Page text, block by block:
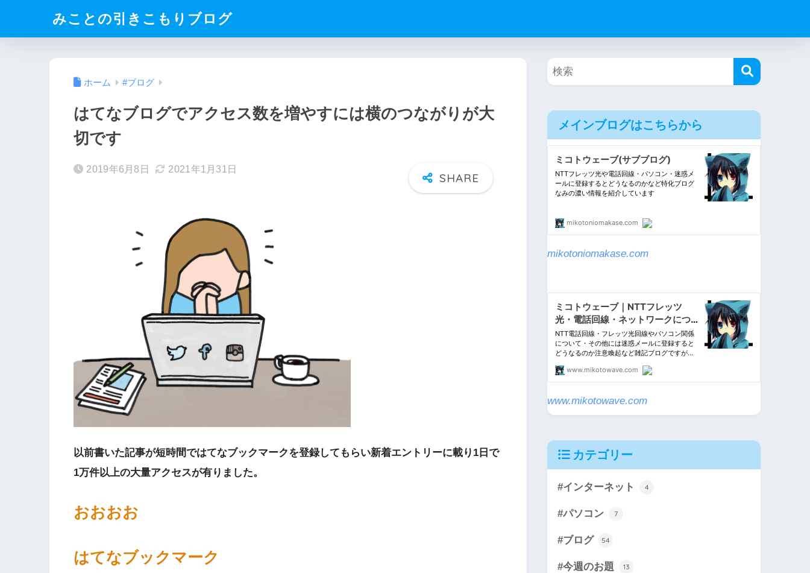
みことの引きこもりブログ
ホーム #ブログ
はてなブログでアクセス数を増やすには横のつながりが大
切です
2019年6月8日 2021年1月31日
以前書いた記事が短時間ではてなブックマークを登録してもらい新着エントリーに載り1日で
1万件以上の大量アクセスが有りました。
おおおお
はてなブックマーク
メインブログはこちらから
mikotoniomakase.com
www.mikotowave.com
カテゴリー
#インターネット 4
#パソコン 7
#ブログ 54
#今週のお題 13